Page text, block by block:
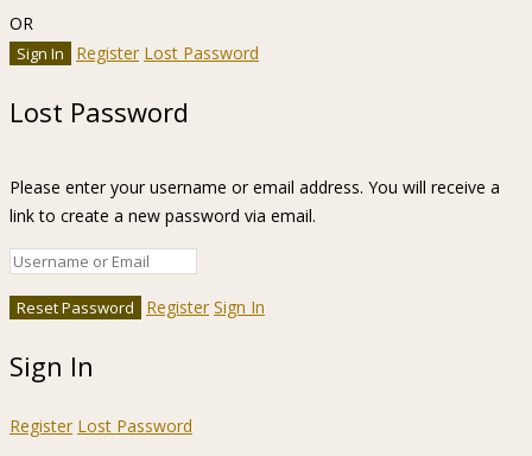
OR
Register Lost Password
Lost Password
Please enter your username or email address. You will receive a
link to create a new password via email.
Register Sign In
Sign In
Register Lost Password